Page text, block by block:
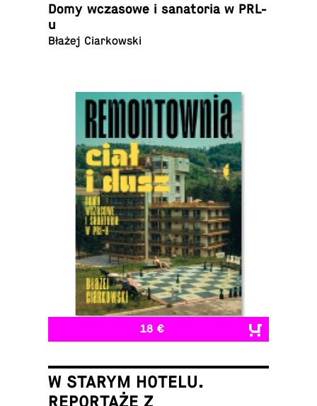
Domy wcza­sowe i sana­to­ria w PRL-
u
Błażej Ciarkowski
18 €
W STARYM HOTELU.
REPORTAŻE Z